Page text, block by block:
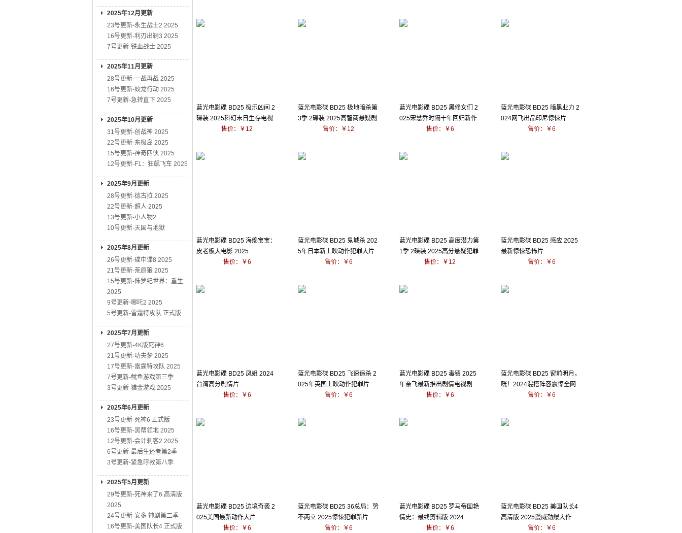
2025年12月更新
23号更新-永生战士2 2025
16号更新-利刃出鞘3 2025
7号更新-铁血战士 2025
2025年11月更新
28号更新-一战再战 2025
16号更新-蛟龙行动 2025
7号更新-急转直下 2025
2025年10月更新
31号更新-创战神 2025
22号更新-东极岛 2025
15号更新-神奇四侠 2025
12号更新-F1：狂飙飞车 2025
2025年9月更新
28号更新-德古拉 2025
22号更新-超人 2025
13号更新-小人物2
10号更新-天国与地狱
2025年8月更新
26号更新-碟中谍8 2025
21号更新-荒原狼 2025
15号更新-侏罗纪世界：重生
2025
9号更新-哪吒2 2025
5号更新-雷霆特攻队 正式版
2025年7月更新
27号更新-4K版死神6
21号更新-功夫梦 2025
17号更新-雷霆特攻队 2025
7号更新-鱿鱼游戏第三季
3号更新-猎金游戏 2025
2025年6月更新
23号更新-死神6 正式版
16号更新-黑帮领地 2025
12号更新-会计刺客2 2025
6号更新-最后生还者第2季
3号更新-紧急呼救第八季
2025年5月更新
29号更新-死神来了6 高清版
2025
24号更新-安多 神剧第二季
16号更新-美国队长4 正式版
蓝光电影碟 BD25 极乐凶间 2
碟装 2025科幻末日生存电视
售价：￥12
蓝光电影碟 BD25 极地暗杀第
3季 2碟装 2025高智商悬疑剧
售价：￥12
蓝光电影碟 BD25 黑修女们 2
025宋慧乔时隔十年回归新作
售价：￥6
蓝光电影碟 BD25 暗黑业力 2
024网飞出品印尼惊悚片
售价：￥6
蓝光电影碟 BD25 海绵宝宝：
皮老板大电影 2025
售价：￥6
蓝光电影碟 BD25 鬼城杀 202
5年日本新上映动作犯罪大片
售价：￥6
蓝光电影碟 BD25 高度潜力第
1季 2碟装 2025高分悬疑犯罪
售价：￥12
蓝光电影碟 BD25 感应 2025
最新惊悚恐怖片
售价：￥6
蓝光电影碟 BD25 凤姐 2024
台湾高分剧情片
售价：￥6
蓝光电影碟 BD25 飞速追杀 2
025年英国上映动作犯罪片
售价：￥6
蓝光电影碟 BD25 毒镇 2025
年奈飞最新推出剧情电视剧
售价：￥6
蓝光电影碟 BD25 窗前明月，
咣！2024混搭阵容震惊全网
售价：￥6
蓝光电影碟 BD25 边境奇袭 2
025美国最新动作大片
售价：￥6
蓝光电影碟 BD25 36总局：势
不两立 2025惊悚犯罪新片
售价：￥6
蓝光电影碟 BD25 罗马帝国艳
情史：最终剪辑版 2024
售价：￥6
蓝光电影碟 BD25 美国队长4
高清版 2025漫威劲爆大作
售价：￥6